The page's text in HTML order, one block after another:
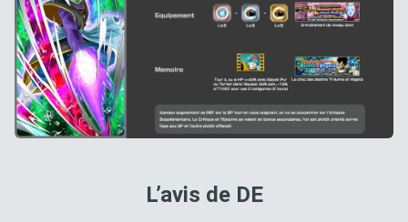
L’avis de DE